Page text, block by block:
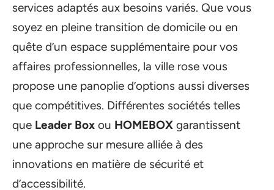
services adaptés aux besoins variés. Que vous
soyez en pleine transition de domicile ou en
quête d’un espace supplémentaire pour vos
affaires professionnelles, la ville rose vous
propose une panoplie d’options aussi diverses
que compétitives. Différentes sociétés telles
que Leader Box ou HOMEBOX garantissent
une approche sur mesure alliée à des
innovations en matière de sécurité et
d’accessibilité.